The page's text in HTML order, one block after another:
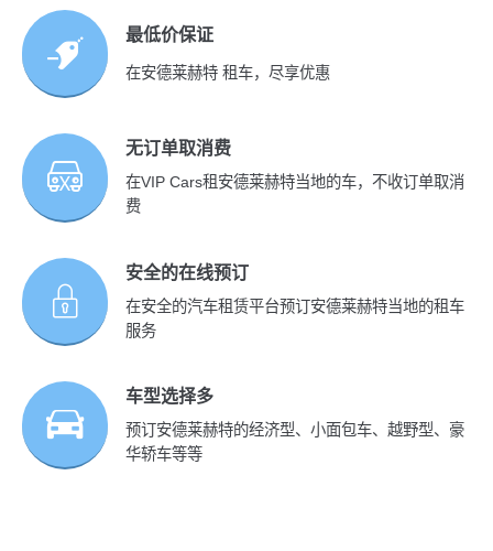
最低价保证
在安德莱赫特 租车，尽享优惠
无订单取消费
在VIP Cars租安德莱赫特当地的车，不收订单取消
费
安全的在线预订
在安全的汽车租赁平台预订安德莱赫特当地的租车
服务
车型选择多
预订安德莱赫特的经济型、小面包车、越野型、豪
华轿车等等